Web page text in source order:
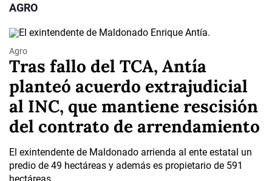
AGRO
Agro
Tras fallo del TCA, Antía
planteó acuerdo extrajudicial
al INC, que mantiene rescisión
del contrato de arrendamiento
El exintendente de Maldonado arrienda al ente estatal un
predio de 49 hectáreas y además es propietario de 591